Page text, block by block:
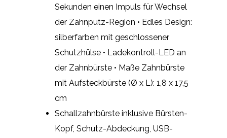
Sekunden einen Impuls für Wechsel
der Zahnputz-Region • Edles Design:
silberfarben mit geschlossener
Schutzhülse • Ladekontroll-LED an
der Zahnbürste • Maße Zahnbürste
mit Aufsteckbürste (Ø x L): 1,8 x 17,5
cm
Schallzahnbürste inklusive Bürsten-
Kopf, Schutz-Abdeckung, USB-